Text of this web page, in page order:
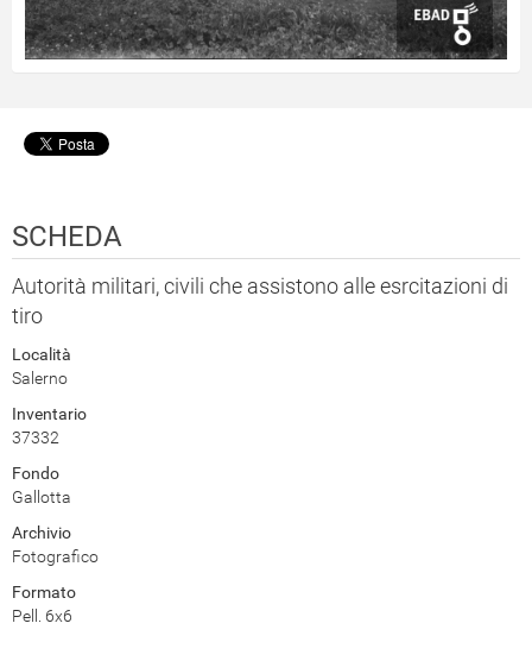
SCHEDA
Autorità militari, civili che assistono alle esrcitazioni di
tiro
Località
Salerno
Inventario
37332
Fondo
Gallotta
Archivio
Fotografico
Formato
Pell. 6x6